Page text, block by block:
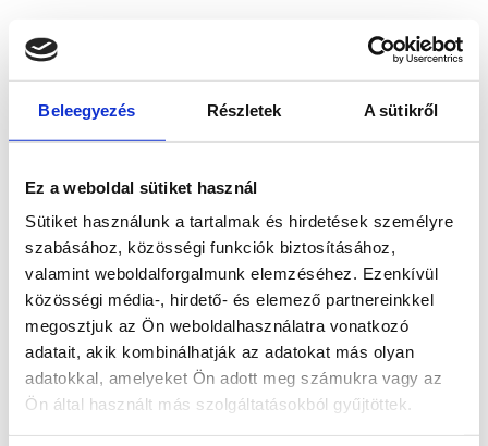
Beleegyezés Részletek A sütikről
Ez a weboldal sütiket használ
Sütiket használunk a tartalmak és hirdetések személyre
szabásához, közösségi funkciók biztosításához,
valamint weboldalforgalmunk elemzéséhez. Ezenkívül
közösségi média-, hirdető- és elemező partnereinkkel
megosztjuk az Ön weboldalhasználatra vonatkozó
adatait, akik kombinálhatják az adatokat más olyan
adatokkal, amelyeket Ön adott meg számukra vagy az
Ön által használt más szolgáltatásokból gyűjtöttek.